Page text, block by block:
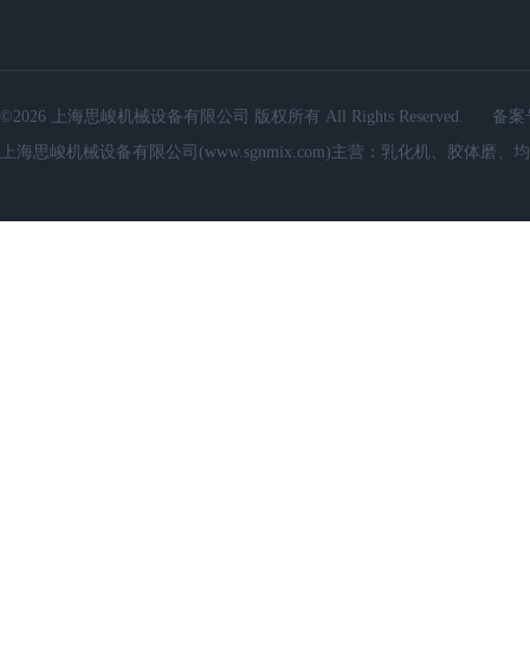
©2026 上海思峻机械设备有限公司 版权所有 All Rights Reserved.
备案
上海思峻机械设备有限公司(www.sgnmix.com)主营：乳化机、胶体磨